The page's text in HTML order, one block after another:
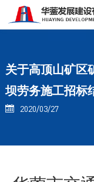
关于高顶山矿区
坝劳务施工招标
 2020/03/27